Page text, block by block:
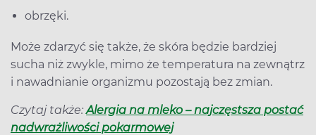
obrzęki.
Może zdarzyć się także, że skóra będzie bardziej
sucha niż zwykle, mimo że temperatura na zewnątrz
i nawadnianie organizmu pozostają bez zmian.
Czytaj także:Alergia na mleko – najczęstsza postać
nadwrażliwości pokarmowej